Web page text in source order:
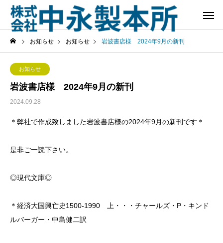
お知らせ お知らせ 岩波書店様 2024年9月の新刊
お知らせ
岩波書店様 2024年9月の新刊
2024.09.28
＊弊社で作成致しました岩波書店様の2024年9月の新刊です＊
是非ご一読下さい。
◎現代文庫◎
＊経済大国興亡史1500-1990 上・・・チャールズ・P・キンド
ルバーガー・中島健二訳